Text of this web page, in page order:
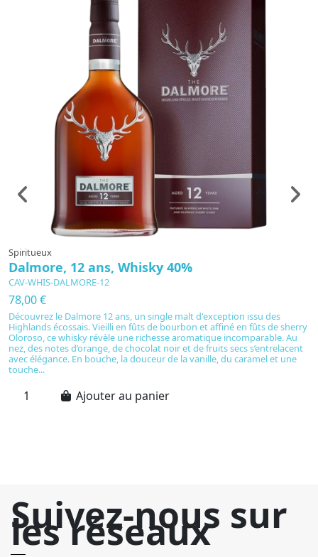
Spiritueux
Dalmore, 12 ans, Whisky 40%
CAV-WHIS-DALMORE-12
78,00 €
Découvrez le Dalmore 12 ans, un single malt d'exception issu des
Highlands écossais. Vieilli en fûts de bourbon et affiné en fûts de sherry
Oloroso, ce whisky révèle une richesse aromatique incomparable. Au
nez, des notes d’orange, de chocolat noir et de fruits secs s’entrelacent
avec élégance. En bouche, la douceur de la vanille, du caramel et une
touche...
Ajouter au panier
Suivez-nous sur
les réseaux